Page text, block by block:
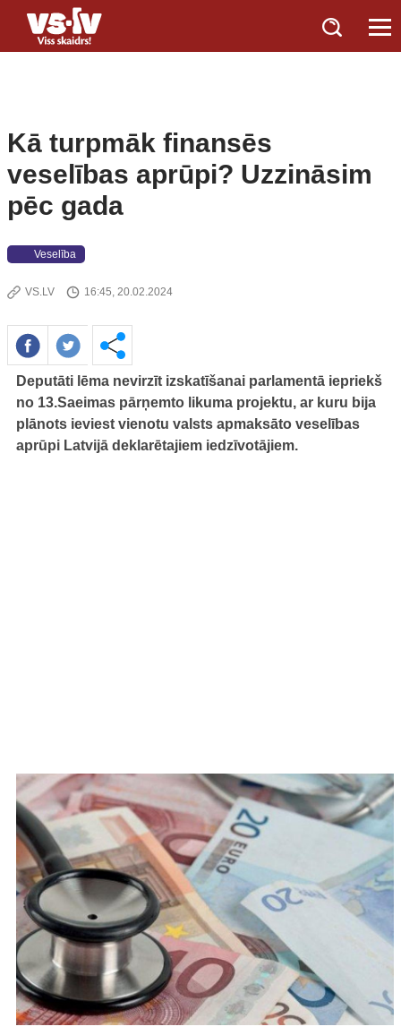
Kā turpmāk finansēs
veselības aprūpi? Uzzināsim
pēc gada
Veselība
VS.LV 16:45, 20.02.2024
Deputāti lēma nevirzīt izskatīšanai parlamentā iepriekš
no 13.Saeimas pārņemto likuma projektu, ar kuru bija
plānots ieviest vienotu valsts apmaksāto veselības
aprūpi Latvijā deklarētajiem iedzīvotājiem.